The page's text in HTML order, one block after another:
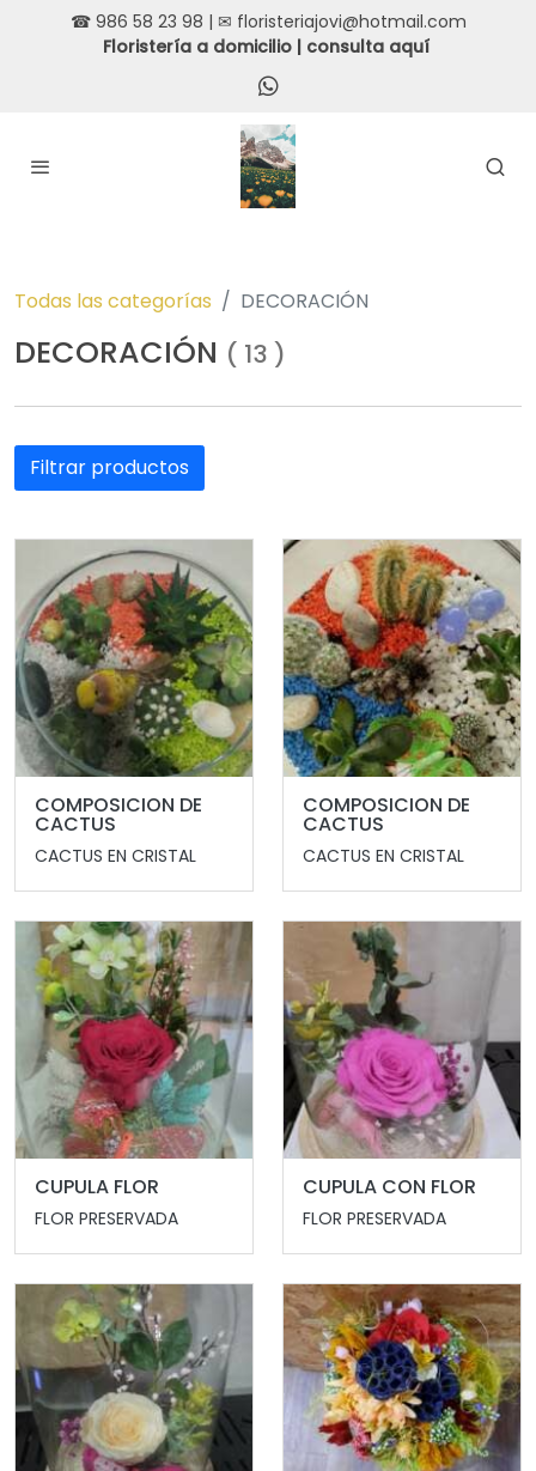
☎ 986 58 23 98 | ✉ floristeriajovi@hotmail.com
Floristería a domicilio | consulta aquí
Todas las categorías DECORACIÓN
DECORACIÓN ( 13 )
Filtrar productos
COMPOSICION DE
CACTUS
CACTUS EN CRISTAL
COMPOSICION DE
CACTUS
CACTUS EN CRISTAL
CUPULA FLOR
FLOR PRESERVADA
CUPULA CON FLOR
FLOR PRESERVADA